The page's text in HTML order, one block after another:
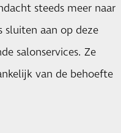
steeds meer naar
aan op deze
salonservices. Ze
van de behoefte